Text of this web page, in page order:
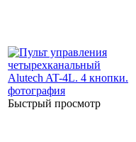
Быстрый просмотр